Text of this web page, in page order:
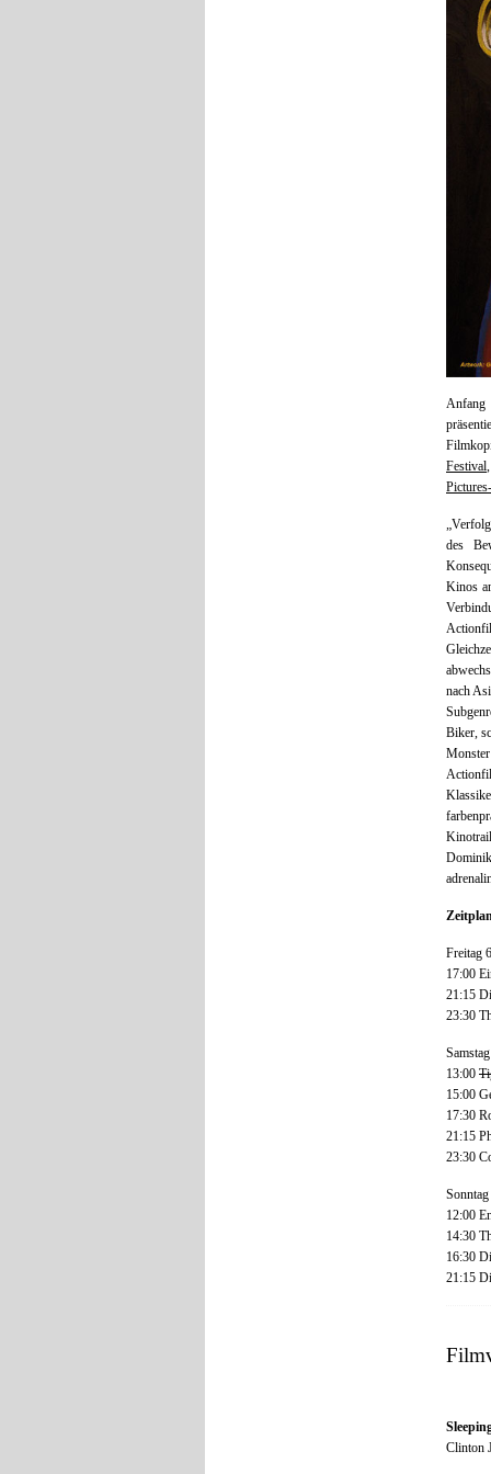
Festival
des
Kinos
nach
Biker,
Freitag
17:00
21:15
23:30
13:00
15:00
17:30
21:15
23:30
12:00
14:30
16:30
21:15
Clinton